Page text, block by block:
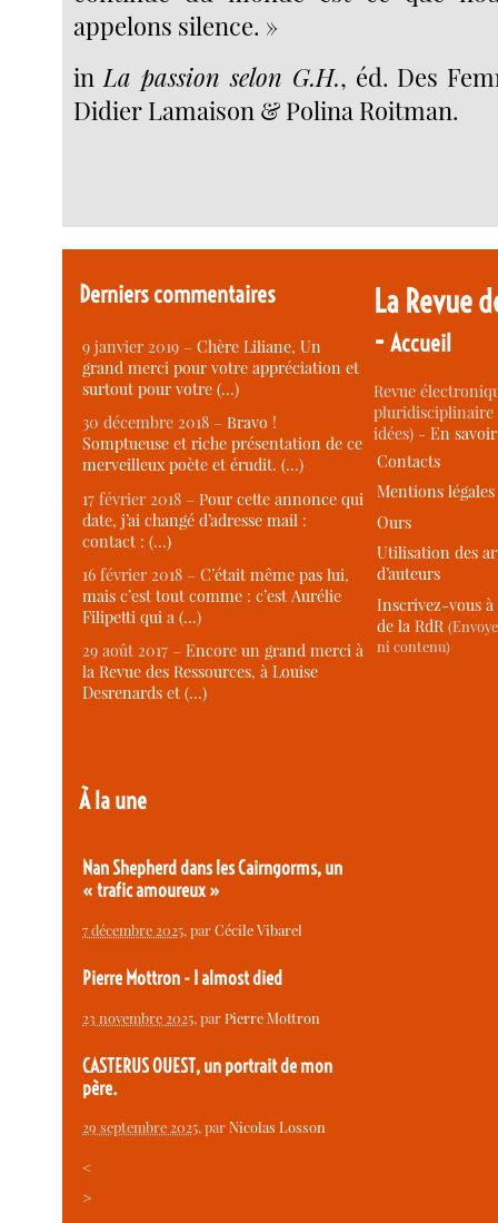
appelons silence. »
in La passion selon G.H., éd. Des
Didier Lamaison & Polina Roitman.
Derniers commentaires
9 janvier 2019 –Chère Liliane, Un
grand merci pour votre appréciation et
surtout pour votre (…)
30 décembre 2018 –Bravo !
Somptueuse et riche présentation de ce
merveilleux poète et érudit. (…)
17 février 2018 –Pour cette annonce qui
date, j’ai changé d’adresse mail :
contact : (…)
16 février 2018 –C’était même pas lui,
mais c’est tout comme : c’est Aurélie
Filipetti qui a (…)
29 août 2017 –Encore un grand merci à
la Revue des Ressources, à Louise
Desrenards et (…)
À la une
Nan Shepherd dans les Cairngorms, un
« trafic amoureux »
7 décembre 2025, parCécile Vibarel
Pierre Mottron - I almost died
23 novembre 2025, parPierre Mottron
CASTERUS OUEST, un portrait de mon
père.
29 septembre 2025, parNicolas Losson
<
>
La Revue
-Accueil
Revue
idées) -En
Contacts
Mentions légales
Ours
Utilisation des
d’auteurs
Inscrivez-vous
de la RdR
ni contenu)